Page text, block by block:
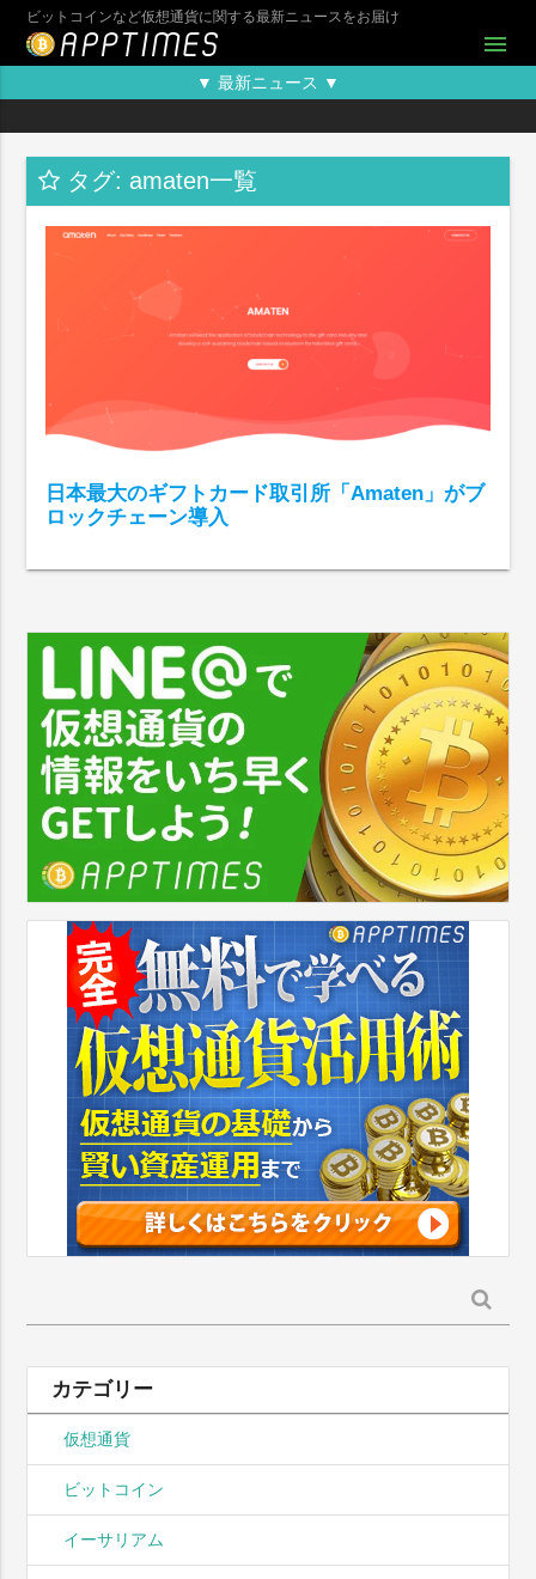
ビットコインなど仮想通貨に関する最新ニュースをお届け
menu
▼ 最新ニュース ▼
タグ: amaten一覧
日本最大のギフトカード取引所「Amaten」がブ
ロックチェーン導入
索:
カテゴリー
仮想通貨
ビットコイン
イーサリアム